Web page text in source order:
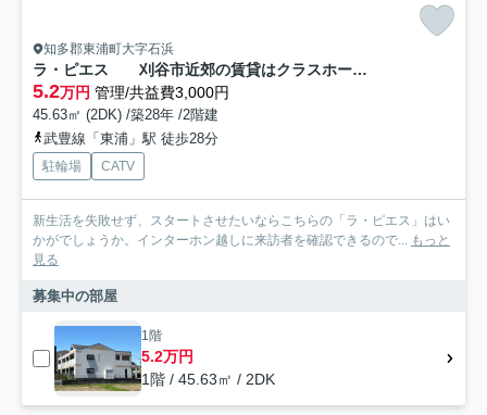
知多郡東浦町大字石浜
ラ・ピエス 刈谷市近郊の賃貸はクラスホーム刈谷店
5.2万円 管理/共益費3,000円
45.63㎡ (2DK) /築28年 /2階建
武豊線「東浦」駅 徒歩28分
駐輪場 CATV
新生活を失敗せず、スタートさせたいならこちらの「ラ・ピエス」はい
かがでしょうか。インターホン越しに来訪者を確認できるので... もっと
見る
募集中の部屋
1階
5.2万円
1階 / 45.63㎡ / 2DK